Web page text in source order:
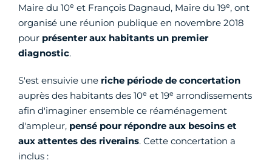
Maire du 10e et François Dagnaud, Maire du 19e, ont
organisé une réunion publique en novembre 2018
pour présenter aux habitants un premier
diagnostic.
S'est ensuivie une riche période de concertation
auprès des habitants des 10e et 19e arrondissements
afin d'imaginer ensemble ce réaménagement
d'ampleur, pensé pour répondre aux besoins et
aux attentes des riverains. Cette concertation a
inclus :